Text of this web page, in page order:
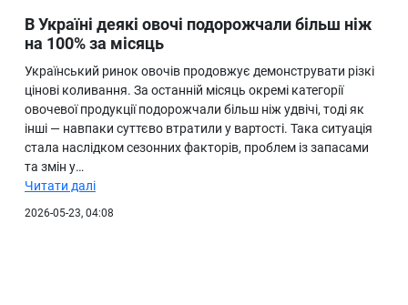
Ukraine
Про нас
В Україні деякі овочі подорожчали більш ніж
на 100% за місяць
Український ринок овочів продовжує демонструвати різкі
цінові коливання. За останній місяць окремі категорії
овочевої продукції подорожчали більш ніж удвічі, тоді як
інші — навпаки суттєво втратили у вартості. Така ситуація
стала наслідком сезонних факторів, проблем із запасами
та змін у…
Читати далі
2026-05-23, 04:08